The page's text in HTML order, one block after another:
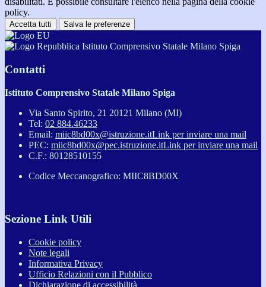
policy.
Accetta tutti Salva le preferenze
Istituto Comprensivo Statale Milano Spiga
Contatti
Istituto Comprensivo Statale Milano Spiga
Via Santo Spirito, 21 20121 Milano (MI)
Tel: 02 884.46233
Email: miic8bd00x@istruzione.itLink per inviare una mail
PEC: miic8bd00x@pec.istruzione.itLink per inviare una mail
C.F.: 80128510155
Codice Meccanografico: MIIC8BD00X
Sezione Link Utili
Cookie policy
Note legali
Informativa Privacy
Ufficio Relazioni con il Pubblico
Dichiarazione di accessibilità